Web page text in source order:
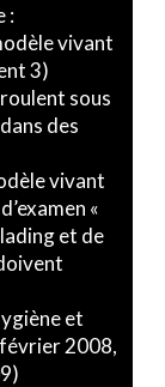
:
vivant
3)
sous
des
vivant
«
et de
et
2008,